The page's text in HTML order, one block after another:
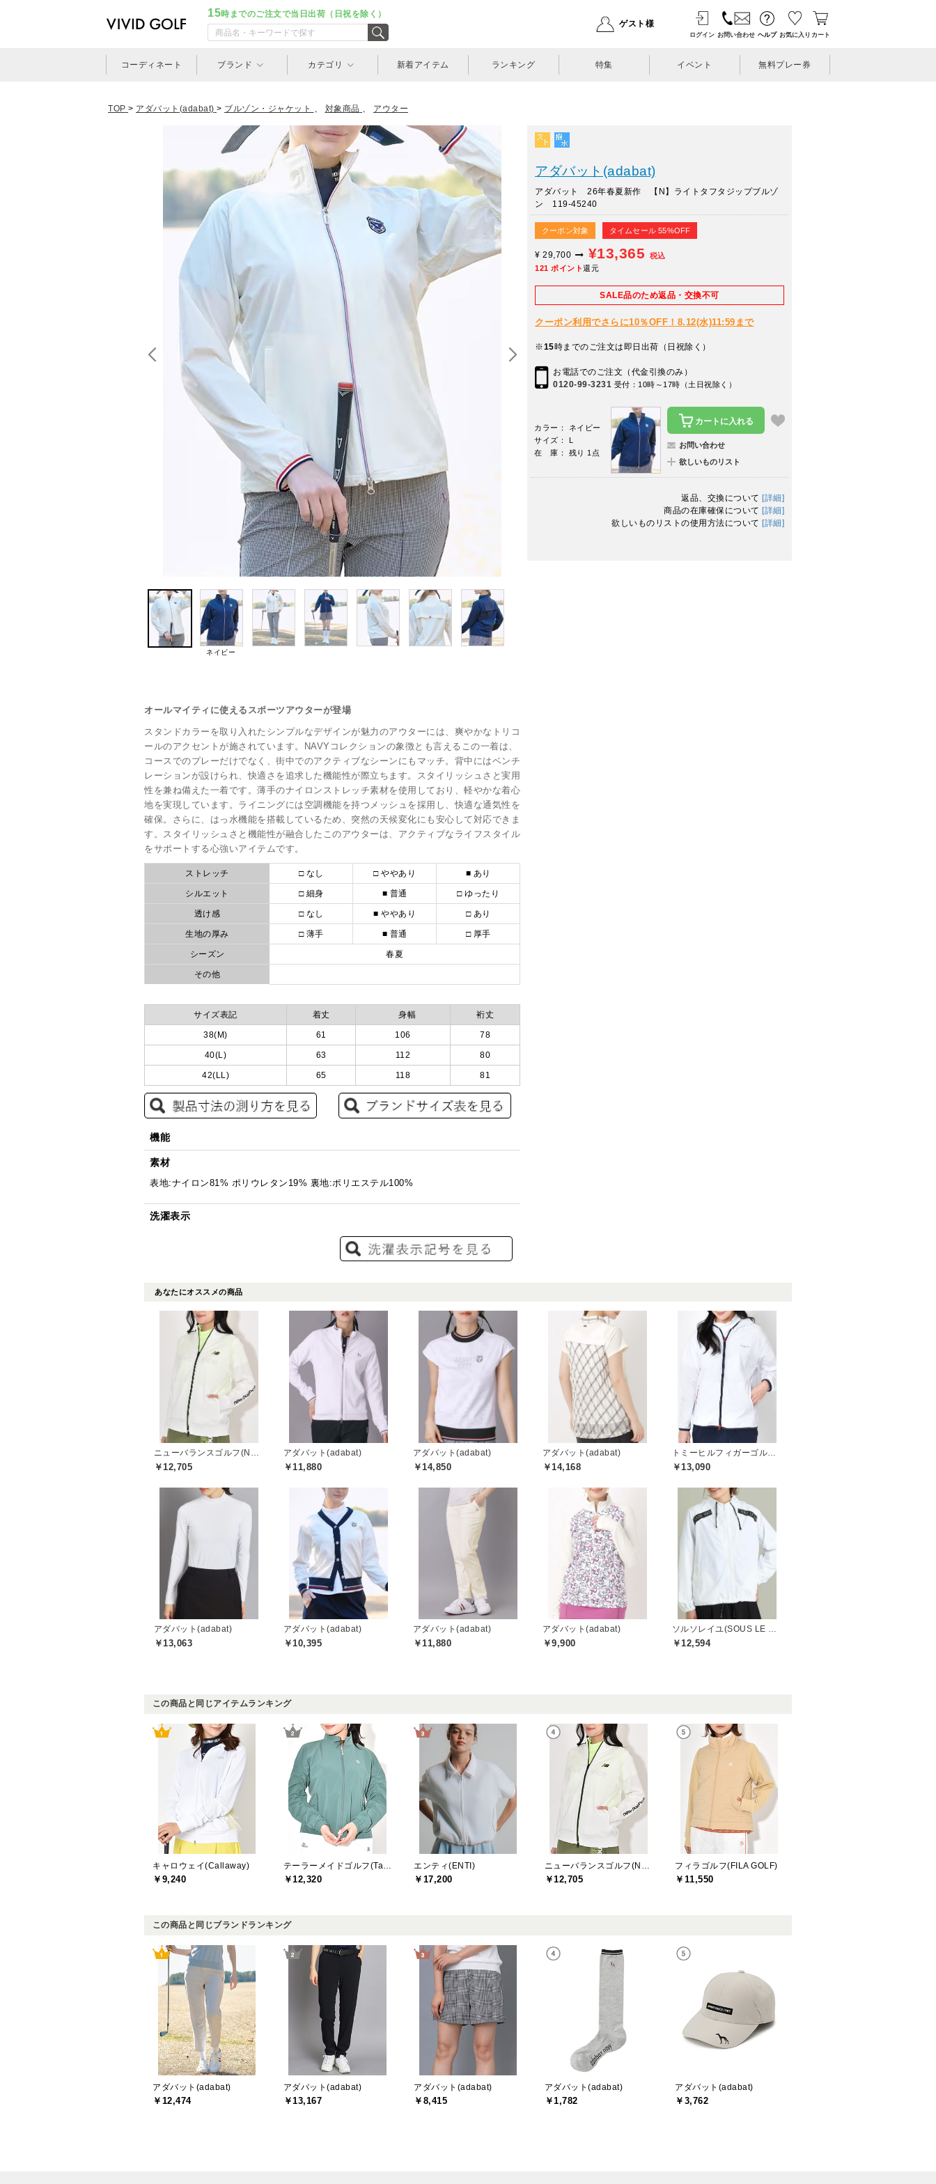
15時までのご注文で当日出荷（日祝を除く）
ゲスト様
ログイン お問い合わせ ヘルプ お気に入り カート
コーディネート ブランド カテゴリ 新着アイテム ランキング 特集 イベント 無料プレー券
TOP > アダバット(adabat) > ブルゾン・ジャケット 、 対象商品 、 アウター
ネイビー
オールマイティに使えるスポーツアウターが登場
スタンドカラーを取り入れたシンプルなデザインが魅力のアウターには、爽やかなトリコ
ールのアクセントが施されています。NAVYコレクションの象徴とも言えるこの一着は、
コースでのプレーだけでなく、街中でのアクティブなシーンにもマッチ。背中にはベンチ
レーションが設けられ、快適さを追求した機能性が際立ちます。スタイリッシュさと実用
性を兼ね備えた一着です。薄手のナイロンストレッチ素材を使用しており、軽やかな着心
地を実現しています。ライニングには空調機能を持つメッシュを採用し、快適な通気性を
確保。さらに、はっ水機能を搭載しているため、突然の天候変化にも安心して対応できま
す。スタイリッシュさと機能性が融合したこのアウターは、アクティブなライフスタイル
をサポートする心強いアイテムです。
ストレッチ □ なし □ ややあり ■ あり
シルエット □ 細身 ■ 普通 □ ゆったり
透け感 □ なし ■ ややあり □ あり
生地の厚み □ 薄手 ■ 普通 □ 厚手
シーズン 春夏
その他
サイズ表記 着丈 身幅 裄丈
38(M) 61 106 78
40(L) 63 112 80
42(LL) 65 118 81
機能
素材
表地:ナイロン81% ポリウレタン19% 裏地:ポリエステル100%
洗濯表示
アダバット(adabat)
アダバット 26年春夏新作 【N】ライトタフタジップブルゾ
ン 119-45240
クーポン対象 タイムセール 55%OFF
¥ 29,700 ¥13,365
税込
121 ポイント還元
SALE品のため返品・交換不可
クーポン利用でさらに10％OFF！8.12(水)11:59まで
※15時までのご注文は即日出荷（日祝除く）
お電話でのご注文（代金引換のみ）
0120-99-3231 受付：10時～17時（土日祝除く）
カラー： ネイビー
サイズ： L
在 庫： 残り 1点
カートに入れる
お問い合わせ
欲しいものリスト
返品、交換について [詳細]
商品の在庫確保について [詳細]
欲しいものリストの使用方法について [詳細]
あなたにオススメの商品
￥12,705
アダバット(adabat)
￥11,880
アダバット(adabat)
￥14,850
アダバット(adabat)
￥14,168 ￥13,090
アダバット(adabat)
￥13,063
アダバット(adabat)
￥10,395
アダバット(adabat)
￥11,880
アダバット(adabat)
￥9,900 ￥12,594
この商品と同じアイテムランキング
キャロウェイ(Callaway)
￥9,240 ￥12,320
エンティ(ENTI)
￥17,200 ￥12,705
フィラゴルフ(FILA GOLF)
￥11,550
この商品と同じブランドランキング
アダバット(adabat)
￥12,474
アダバット(adabat)
￥13,167
アダバット(adabat)
￥8,415
アダバット(adabat)
￥1,782
アダバット(adabat)
￥3,762